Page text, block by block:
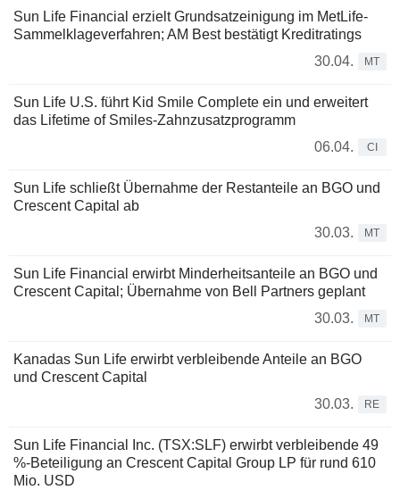
Sun Life Financial erzielt Grundsatzeinigung im MetLife-
Sammelklageverfahren; AM Best bestätigt Kreditratings
30.04.
MT
Sun Life U.S. führt Kid Smile Complete ein und erweitert
das Lifetime of Smiles-Zahnzusatzprogramm
06.04.
CI
Sun Life schließt Übernahme der Restanteile an BGO und
Crescent Capital ab
30.03.
MT
Sun Life Financial erwirbt Minderheitsanteile an BGO und
Crescent Capital; Übernahme von Bell Partners geplant
30.03.
MT
Kanadas Sun Life erwirbt verbleibende Anteile an BGO
und Crescent Capital
30.03.
RE
Sun Life Financial Inc. (TSX:SLF) erwirbt verbleibende 49
%-Beteiligung an Crescent Capital Group LP für rund 610
Mio. USD